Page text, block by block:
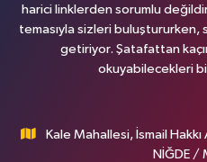
harici linklerden sorumlu
temasıyla sizleri buluştururken,
getiriyor. Şatafattan
okuyabilecekleri
Kale Mahallesi, İsmail
NİĞDE /